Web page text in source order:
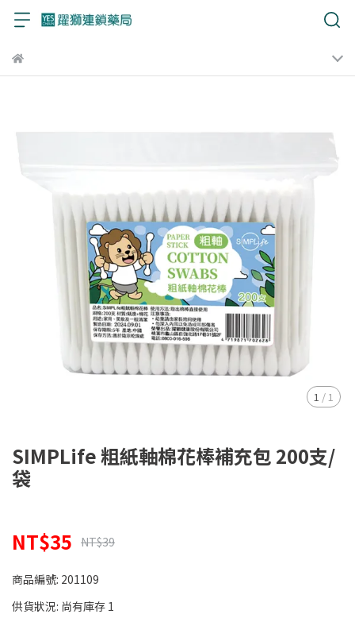
1 / 1
SIMPLife 粗紙軸棉花棒補充包 200支/
袋
NT$35 NT$39
商品編號: 201109
供貨狀況: 尚有庫存 1